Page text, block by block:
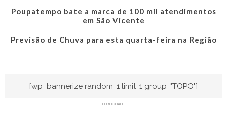
Poupatempo bate a marca de 100 mil atendimentos
em São Vicente
Previsão de Chuva para esta quarta-feira na Região
[wp_bannerize random=1 limit=1 group="TOPO"]
PUBLICIDADE